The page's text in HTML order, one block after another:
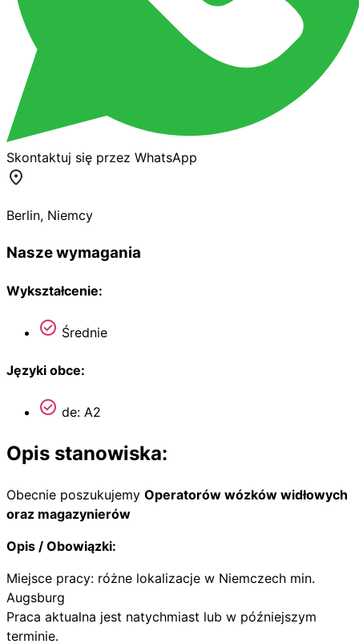
Skontaktuj się przez WhatsApp
Berlin, Niemcy
Nasze wymagania
Wykształcenie:
Średnie
Języki obce:
de: A2
Opis stanowiska:
Obecnie poszukujemy Operatorów wózków widłowych
oraz magazynierów
Opis / Obowiązki:
Miejsce pracy: różne lokalizacje w Niemczech min.
Augsburg
Praca aktualna jest natychmiast lub w późniejszym
terminie.